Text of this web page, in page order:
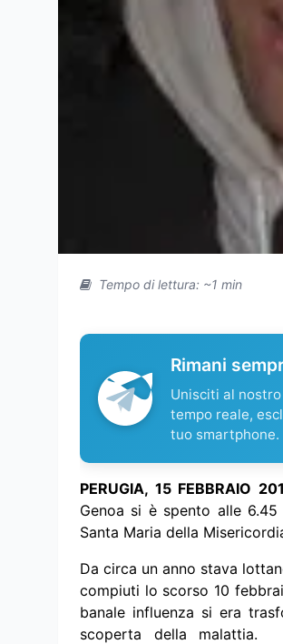
Tempo di lettura: ~1 min
Rimani
Unisciti al
tempo reale,
tuo smartphone.
PERUGIA, 15 FEBBRAIO
Genoa si è spento alle
Santa Maria della
Da circa un anno stava
compiuti lo scorso 10
banale influenza si era
scoperta della malattia.